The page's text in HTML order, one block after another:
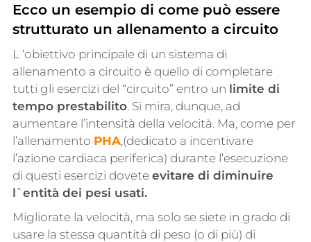
Ecco un esempio di come può essere
strutturato un allenamento a circuito
L ‘obiettivo principale di un sistema di
allenamento a circuito è quello di completare
tutti gli esercizi del “circuito” entro un limite di
tempo prestabilito. Si mira, dunque, ad
aumentare l’intensità della velocità. Ma, come per
l’allenamento PHA,(dedicato a incentivare
l’azione cardiaca periferica) durante l’esecuzione
di questi esercizi dovete evitare di diminuire
l`entità dei pesi usati.
Migliorate la velocità, ma solo se siete in grado di
usare la stessa quantità di peso (o di più) di